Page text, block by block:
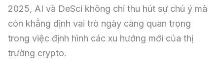
Kinh Nghiệm Đầu Tư
Sàn Giao Dịch
Công Cụ Đầu Tư
Mô Hình Biểu Đồ Giá
GameFi
Sign in
2025, AI và DeSci không chỉ thu hút sự chú ý mà
còn khẳng định vai trò ngày càng quan trọng
trong việc định hình các xu hướng mới của thị
trường crypto.